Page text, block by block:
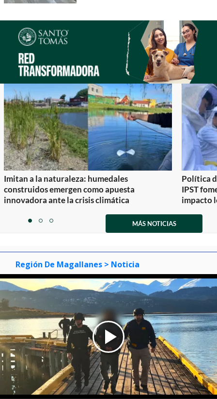
Imitan a la naturaleza: humedales
construidos emergen como apuesta
innovadora ante la crisis climática
Política
IPST
impacto
itemitemitem
MÁS NOTICIAS
Región De Magallanes > Noticia